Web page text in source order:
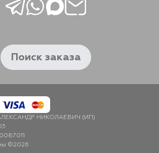
Поиск заказа
НИКОЛАЕВИЧ (ИП)
©2026